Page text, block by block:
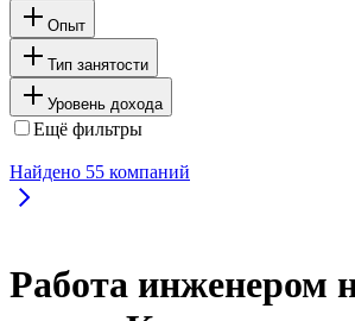
Опыт
Тип занятости
Уровень дохода
Ещё фильтры
Найдено 55 компаний
Работа инженером